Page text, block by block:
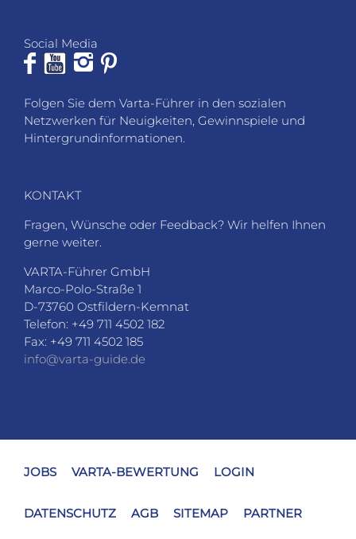
Social Media
Folgen Sie dem Varta-Führer in den sozialen
Netzwerken für Neuigkeiten, Gewinnspiele und
Hintergrundinformationen.
KONTAKT
Fragen, Wünsche oder Feedback? Wir helfen Ihnen
gerne weiter.
VARTA-Führer GmbH
Marco-Polo-Straße 1
D-73760 Ostfildern-Kemnat
Telefon: +49 711 4502 182
Fax: +49 711 4502 185
info@varta-guide.de
JOBS VARTA-BEWERTUNG LOGIN
DATENSCHUTZ AGB SITEMAP PARTNER